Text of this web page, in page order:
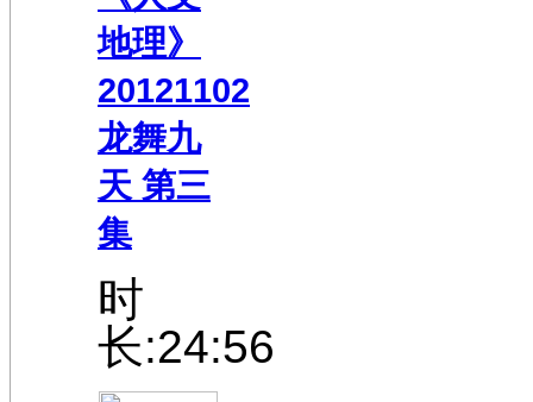
地理》
20121102
龙舞九
天 第三
集
时
长:24:56